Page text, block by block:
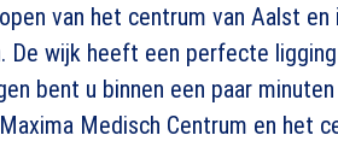
van het centrum van Aalst en
De wijk heeft een perfecte
bent u binnen een paar
Medisch Centrum en het